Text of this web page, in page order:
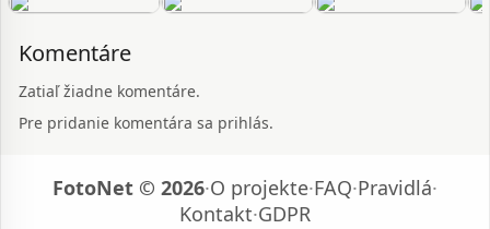
Komentáre
Zatiaľ žiadne komentáre.
Pre pridanie komentára sa prihlás.
FotoNet © 2026·O projekte·FAQ·Pravidlá·
Kontakt·GDPR